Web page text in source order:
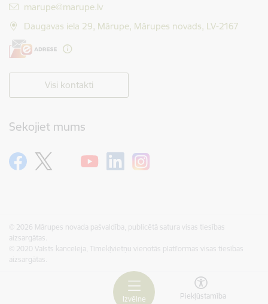
Izvēlne Piekļūstamība
E-pasts:
marupe@marupe.lv
Daugavas iela 29, Mārupe, Mārupes novads, LV-2167
Visi kontakti
Sekojiet mums
© 2026 Mārupes novada pašvaldība, publicētā satura visas tiesības
aizsargātas.
© 2020 Valsts kanceleja, Tīmekļvietņu vienotās platformas visas tiesības
aizsargātas.